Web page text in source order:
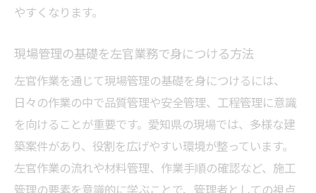
やすくなります。
現場管理の基礎を左官業務で身につける方法
左官作業を通じて現場管理の基礎を身につけるには、
日々の作業の中で品質管理や安全管理、工程管理に意識
を向けることが重要です。愛知県の現場では、多様な建
築案件があり、役割を広げやすい環境が整っています。
左官作業の流れや材料管理、作業手順の確認など、施工
管理の要素を意識的に学ぶことで、管理者としての視点